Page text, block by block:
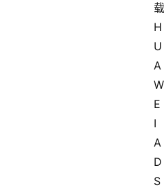
载
H
U
A
W
E
I
A
D
S